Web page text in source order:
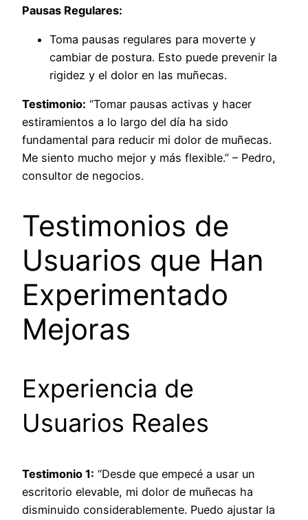
Pausas Regulares:
Toma pausas regulares para moverte y
cambiar de postura. Esto puede prevenir la
rigidez y el dolor en las muñecas.
Testimonio: “Tomar pausas activas y hacer
estiramientos a lo largo del día ha sido
fundamental para reducir mi dolor de muñecas.
Me siento mucho mejor y más flexible.” – Pedro,
consultor de negocios.
Testimonios de
Usuarios que Han
Experimentado
Mejoras
Experiencia de
Usuarios Reales
Testimonio 1: “Desde que empecé a usar un
escritorio elevable, mi dolor de muñecas ha
disminuido considerablemente. Puedo ajustar la